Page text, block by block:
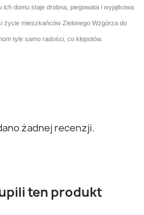
domu staje drobna, piegowata i wyjątkowa
życie mieszkańców Zielonego Wzgórza do
tyle samo radości, co kłopotów.
żadnej recenzji.
ten produkt